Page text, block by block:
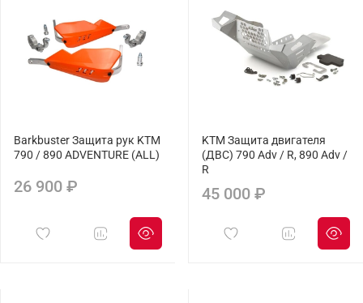
Barkbuster Защита рук KTM
790 / 890 ADVENTURE (ALL)
26 900 ₽
KTM Защита двигателя
(ДВС) 790 Adv / R, 890 Adv /
R
45 000 ₽